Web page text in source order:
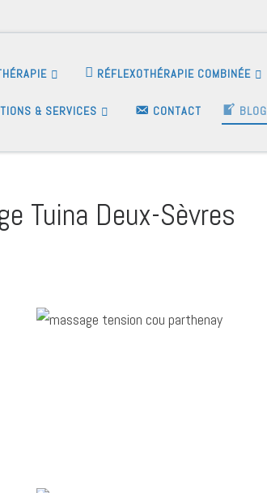
RÉFLEXOTHÉRAPIE COMBINÉE
& SERVICES CONTACT BLOG
Tuina Deux-Sèvres